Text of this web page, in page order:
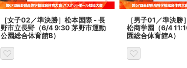
［女子02／準決勝］松本国際 - 長
野市立長野（6/4 9:30 茅野市運動
公園総合体育館B）
［男子01／準決
松商学園（6/4
園総合体育館A）